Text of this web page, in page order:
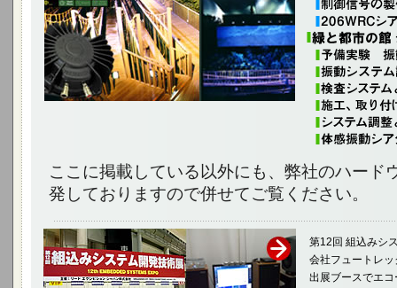
ここに掲載している以外にも、弊社のハード
発しておりますので併せてご覧ください。
第12回 組込みシ
会社フュートレ
出展ブースでエ